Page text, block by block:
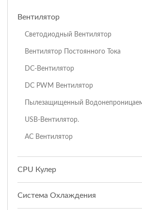
Вентилятор
Светодиодный Вентилятор
Вентилятор Постоянного Тока
DC-Вентилятор
DC PWM Вентилятор
Пылезащищенный
USB-Вентилятор.
AC Вентилятор
CPU Кулер
Система Охлаждения